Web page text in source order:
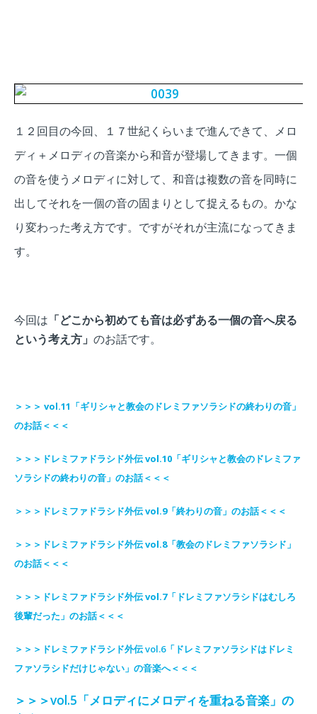
１２回目の今回、１７世紀くらいまで進んできて、メロ
ディ＋メロディの音楽から和音が登場してきます。一個
の音を使うメロディに対して、和音は複数の音を同時に
出してそれを一個の音の固まりとして捉えるもの。かな
り変わった考え方です。ですがそれが主流になってきま
す。
今回は 「どこから初めても音は必ずある一個の音へ戻る
という考え方」 のお話です。
＞＞＞ vol.11「ギリシャと教会のドレミファソラシドの終わりの音」
のお話＜＜＜
＞＞＞ ドレミファドラシド外伝vol.10「ギリシャと教会のドレミファ
ソラシドの終わりの音」のお話＜＜＜
＞＞＞ ドレミファドラシド外伝vol.9「終わりの音」のお話＜＜＜
＞＞＞ ドレミファドラシド外伝vol.8「教会のドレミファソラシド 」
のお話＜＜＜
＞＞＞ ドレミファドラシド外伝vol.7「 ドレミファソラシドはむしろ
後輩だった 」のお話＜＜＜
＞＞＞ ドレミファドラシド外伝vol.6「ドレミファソラシドはドレミ
ファソラシドだけじゃない」の音楽へ＜＜＜
＞＞＞vol.5「メロディにメロディを重ねる音楽」の